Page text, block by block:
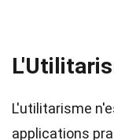
L'utilitarisme
applications